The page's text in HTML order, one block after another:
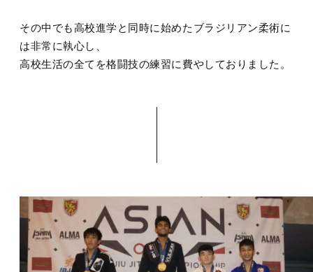
その中でも高校進学と同時に始めたブラジリアン柔術に
は非常に執心し、
高校生活の全てを格闘技の練習に費やしておりました。